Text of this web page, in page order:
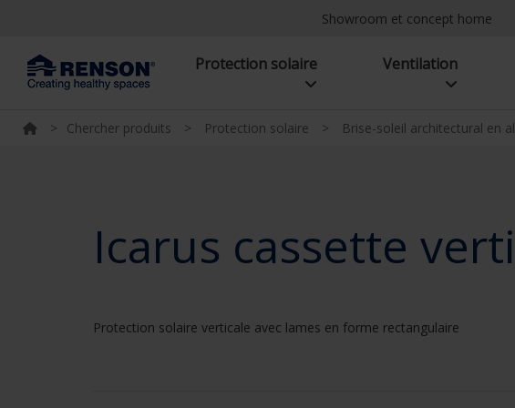
Showroom et concept home
Protection solaire Ventilation
> Chercher produits > Protection solaire > Brise-soleil architectural en
Icarus cassette
Protection solaire verticale avec lames en forme rectangulaire